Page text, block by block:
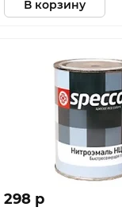
В корзину
298 p